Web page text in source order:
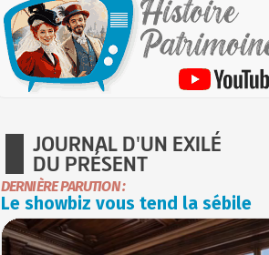
JOURNAL D'UN EXILÉ
DU PRÉSENT
DERNIÈRE PARUTION :
Le showbiz vous tend la sébile